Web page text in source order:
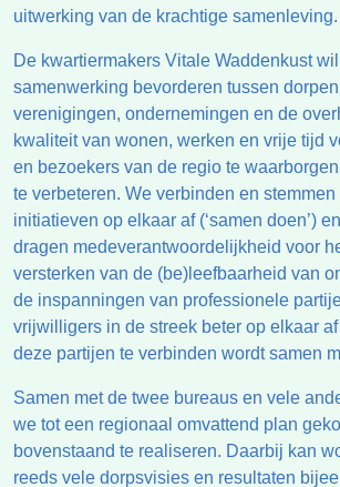
uitwerking van de krachtige samenleving.
De kwartiermakers Vitale Waddenkust
samenwerking bevorderen tussen
verenigingen, ondernemingen en de
kwaliteit van wonen, werken en vrije tijd
en bezoekers van de regio te
te verbeteren. We verbinden en
initiatieven op elkaar af (‘samen doen’)
dragen medeverantwoordelijkheid voor
versterken van de (be)leefbaarheid van
de inspanningen van professionele
vrijwilligers in de streek beter op elkaar
deze partijen te verbinden wordt samen
Samen met de twee bureaus en vele
we tot een regionaal omvattend plan
bovenstaand te realiseren. Daarbij kan
reeds vele dorpsvisies en resultaten